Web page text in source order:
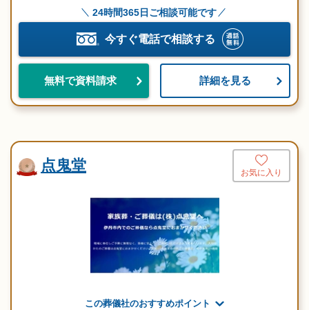
24時間365日ご相談可能です
今すぐ電話で相談する
無料で資料請求 詳細を見る
点鬼堂 お気に入り
この葬儀社のおすすめポイント